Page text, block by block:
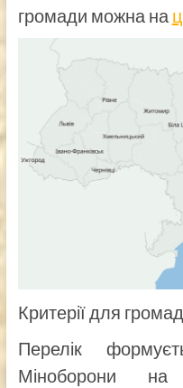
громади можна на
Критерії для громад
Перелік
Міноборони на